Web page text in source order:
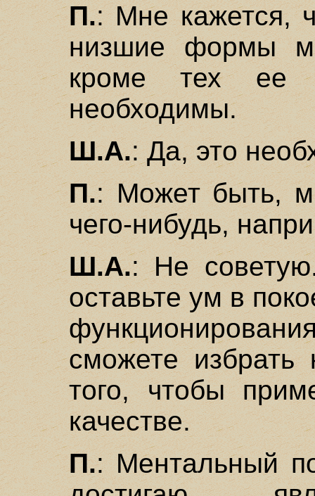
П.: Мне кажется,
низшие формы
кроме тех ее
необходимы.
Ш.А.: Да, это
П.: Может быть,
чего-нибудь,
Ш.А.: Не
оставьте ум в
сможете избрать
того, чтобы
качестве.
П.: Ментальный